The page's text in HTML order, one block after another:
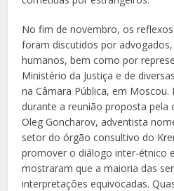
No fim de novembro, os
foram discutidos por
humanos, bem como por
Ministério da Justiça e de
na Câmara Pública, em
durante a reunião proposta pela
Oleg Goncharov, adventista
setor do órgão consultivo do
promover o diálogo inter-étnico
mostraram que a maioria das
interpretações equivocadas.